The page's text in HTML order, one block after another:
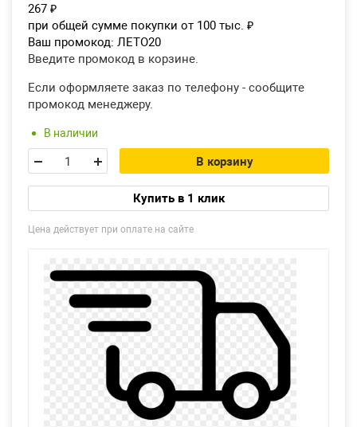
267 ₽
при общей сумме покупки от 100 тыс. ₽
Ваш промокод: ЛЕТО20
Введите промокод в корзине.
Если оформляете заказ по телефону - сообщите
промокод менеджеру.
В наличии
В корзину
Купить в 1 клик
Цена действует при оплате на сайте